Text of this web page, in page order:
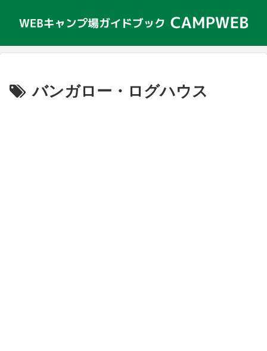
バンガロー・ログハウス